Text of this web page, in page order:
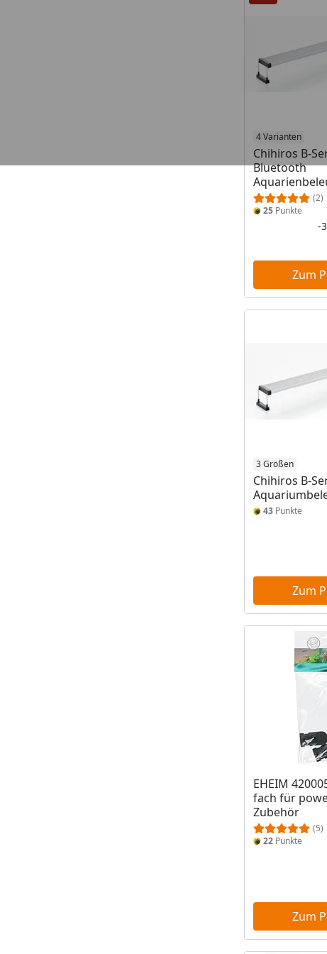
4 Varianten
Chihiros B-
Bluetooth
(2)
25 Punkte
-
Zum
3 Größen
Chihiros B-
43 Punkte
Zum
EHEIM
fach für
Zubehör
(5)
22 Punkte
Zum